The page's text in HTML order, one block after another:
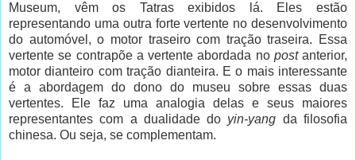
Museum, vêm os Tatras exibidos lá. Eles estão
representando uma outra forte vertente no desenvolvimento
do automóvel, o motor traseiro com tração traseira. Essa
vertente se contrapõe a vertente abordada no post anterior,
motor dianteiro com tração dianteira. E o mais interessante
é a abordagem do dono do museu sobre essas duas
vertentes. Ele faz uma analogia delas e seus maiores
representantes com a dualidade do yin-yang da filosofia
chinesa. Ou seja, se complementam.